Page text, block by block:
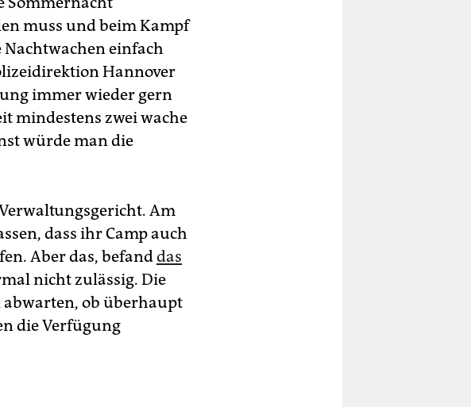
muss und beim Kampf
Nachtwachen einfach
Hannover
immer wieder gern
mindestens zwei wache
würde man die
Am
dass ihr Camp auch
Aber das, befanddas
nicht zulässig. Die
abwarten, ob überhaupt
die Verfügung